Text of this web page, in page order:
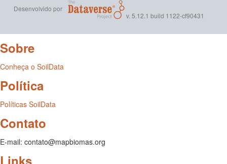
Desenvolvido por
v. 5.12.1 build 1122-cf90431
Sobre
Conheça o SoilData
Política
Políticas SoilData
Contato
E-mail: contato@mapbiomas.org
Links